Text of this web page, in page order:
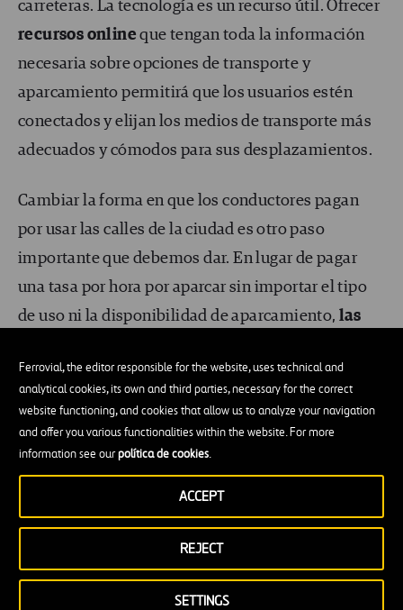
Ferrovial, the editor responsible for the website, uses technical and
analytical cookies, its own and third parties, necessary for the correct
website functioning, and cookies that allow us to analyze your navigation
and offer you various functionalities within the website. For more
information see ourpolítica de cookies.
SETTINGS
REJECT
ACCEPT
carreteras. La tecnología es un recurso útil. Ofrecer
recursos online que tengan toda la información
necesaria sobre opciones de transporte y
aparcamiento permitirá que los usuarios estén
conectados y elijan los medios de transporte más
adecuados y cómodos para sus desplazamientos.
Cambiar la forma en que los conductores pagan
por usar las calles de la ciudad es otro paso
importante que debemos dar. En lugar de pagar
una tasa por hora por aparcar sin importar el tipo
de uso ni la disponibilidad de aparcamiento, las
automáticamente en base a la demanda en
tiempo real.
Además, los conductores deberían
recibirinformación en tiempo real sobre la
disponibilidad de aparcamiento en la calle
evitar que se desplacen innecesariamente durante
kilómetros buscando una zona de parking.
En el medio plazo, un sistema más eficiente podía
incluir pagos basados en la cantidad de tiempo que